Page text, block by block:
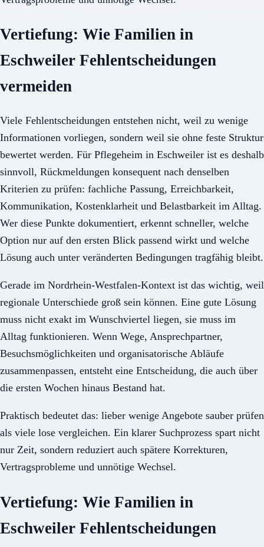
Vertiefung: Wie Familien in
Eschweiler Fehlentscheidungen
vermeiden
Viele Fehlentscheidungen entstehen nicht, weil zu wenige
Informationen vorliegen, sondern weil sie ohne feste Struktur
bewertet werden. Für Pflegeheim in Eschweiler ist es deshalb
sinnvoll, Rückmeldungen konsequent nach denselben
Kriterien zu prüfen: fachliche Passung, Erreichbarkeit,
Kommunikation, Kostenklarheit und Belastbarkeit im Alltag.
Wer diese Punkte dokumentiert, erkennt schneller, welche
Option nur auf den ersten Blick passend wirkt und welche
Lösung auch unter veränderten Bedingungen tragfähig bleibt.
Gerade im Nordrhein-Westfalen-Kontext ist das wichtig, weil
regionale Unterschiede groß sein können. Eine gute Lösung
muss nicht exakt im Wunschviertel liegen, sie muss im
Alltag funktionieren. Wenn Wege, Ansprechpartner,
Besuchsmöglichkeiten und organisatorische Abläufe
zusammenpassen, entsteht eine Entscheidung, die auch über
die ersten Wochen hinaus Bestand hat.
Praktisch bedeutet das: lieber wenige Angebote sauber prüfen
als viele lose vergleichen. Ein klarer Suchprozess spart nicht
nur Zeit, sondern reduziert auch spätere Korrekturen,
Vertragsprobleme und unnötige Wechsel.
Vertiefung: Wie Familien in
Eschweiler Fehlentscheidungen